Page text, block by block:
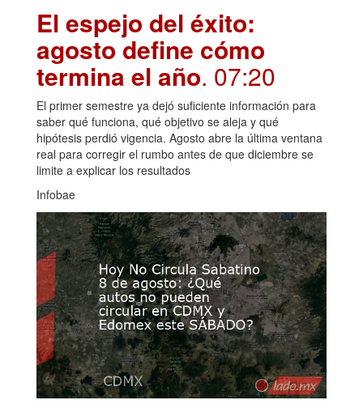
El espejo del éxito:
agosto define cómo
termina el año. 07:20
El primer semestre ya dejó suficiente información para
saber qué funciona, qué objetivo se aleja y qué
hipótesis perdió vigencia. Agosto abre la última ventana
real para corregir el rumbo antes de que diciembre se
limite a explicar los resultados
Infobae